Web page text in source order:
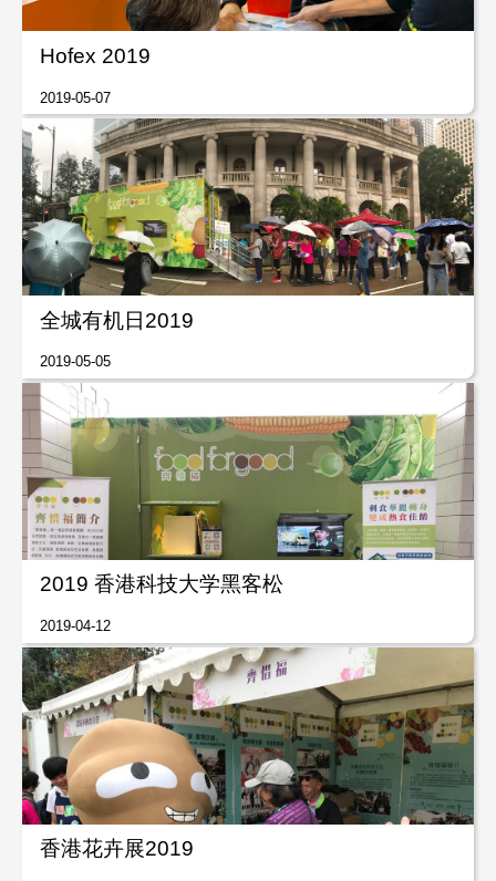
Hofex 2019
2019-05-07
全城有机日2019
2019-05-05
2019 香港科技大学黑客松
2019-04-12
香港花卉展2019